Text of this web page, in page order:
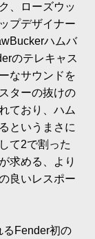
、ローズウッ
プデザイナー
ハムバ
のテレキャス
なサウンドを
ターの抜けの
ており、ハム
というまさに
て2で割った
求める、より
良いレスポー
るFender初の